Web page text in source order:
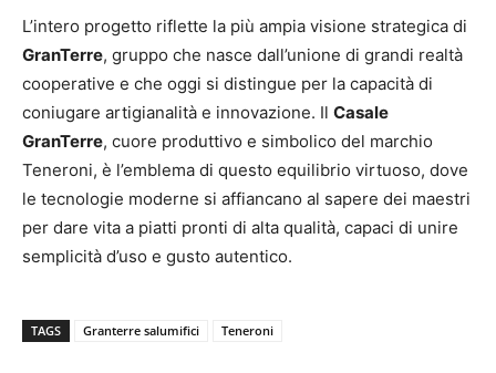
L’intero progetto riflette la più ampia visione strategica di
GranTerre, gruppo che nasce dall’unione di grandi realtà
cooperative e che oggi si distingue per la capacità di
coniugare artigianalità e innovazione. Il Casale
GranTerre, cuore produttivo e simbolico del marchio
Teneroni, è l’emblema di questo equilibrio virtuoso, dove
le tecnologie moderne si affiancano al sapere dei maestri
per dare vita a piatti pronti di alta qualità, capaci di unire
semplicità d’uso e gusto autentico.
TAGS Granterre salumifici Teneroni